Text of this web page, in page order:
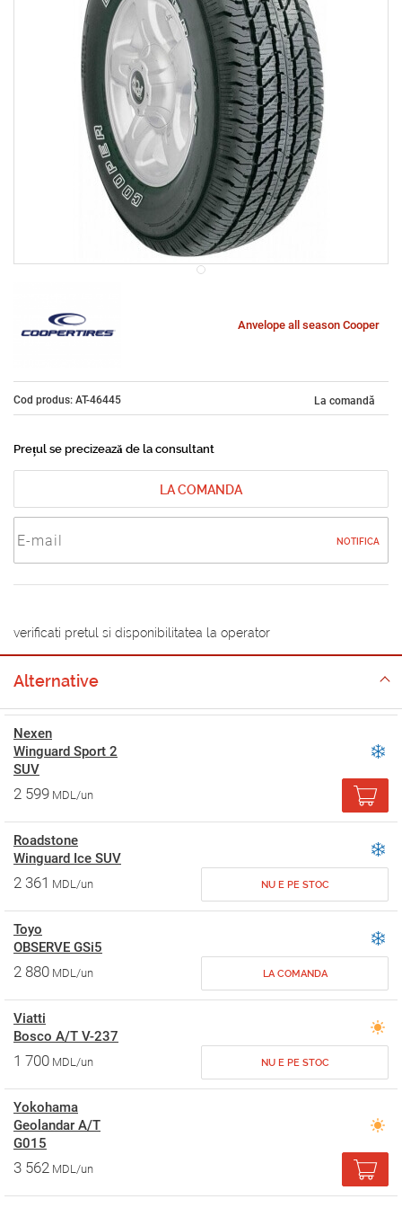
Anvelope all season Cooper
Cod produs: AT-46445 La comandă
Prețul se precizează de la consultant
LA COMANDA
NOTIFICA
verificati pretul si disponibilitatea la operator
Alternative
Nexen
Winguard Sport 2
SUV
2 599 MDL/un
Roadstone
Winguard Ice SUV
2 361 MDL/un NU E PE STOC
Toyo
OBSERVE GSi5
2 880 MDL/un LA COMANDA
Viatti
Bosco A/T V-237
1 700 MDL/un NU E PE STOC
Yokohama
Geolandar A/T
G015
3 562 MDL/un